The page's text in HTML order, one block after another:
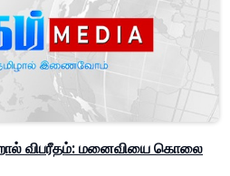
விபரீதம்: மனைவியை கொலை